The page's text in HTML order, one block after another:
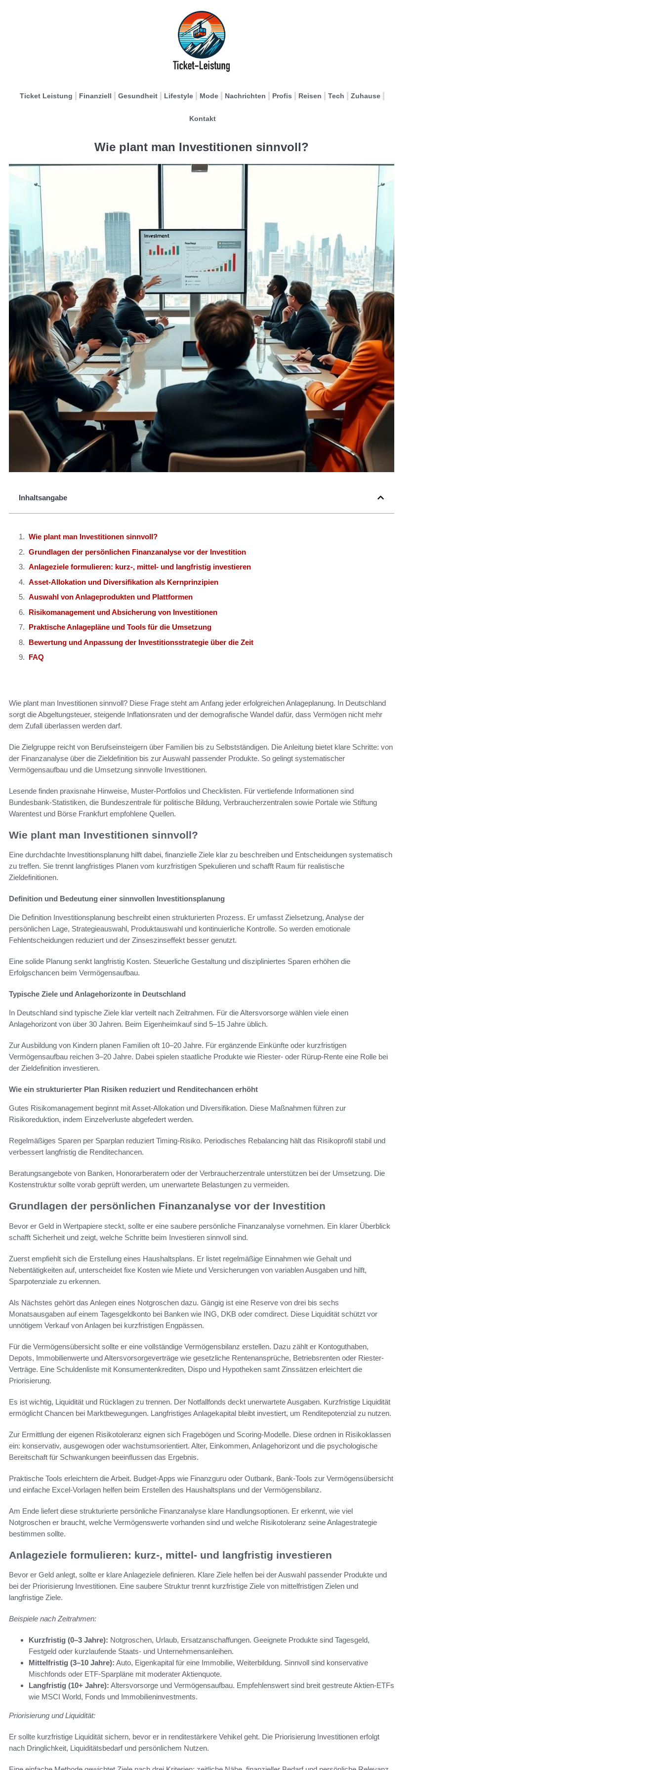
Ticket Leistung Finanziell Gesundheit Lifestyle Mode Nachrichten Profis Reisen Tech Zuhause
Kontakt
Wie plant man Investitionen sinnvoll?
Inhaltsangabe
Wie plant man Investitionen sinnvoll?
Grundlagen der persönlichen Finanzanalyse vor der Investition
Anlageziele formulieren: kurz-, mittel- und langfristig investieren
Asset-Allokation und Diversifikation als Kernprinzipien
Auswahl von Anlageprodukten und Plattformen
Risikomanagement und Absicherung von Investitionen
Praktische Anlagepläne und Tools für die Umsetzung
Bewertung und Anpassung der Investitionsstrategie über die Zeit
FAQ
Wie plant man Investitionen sinnvoll? Diese Frage steht am Anfang jeder erfolgreichen Anlageplanung. In Deutschland
sorgt die Abgeltungsteuer, steigende Inflationsraten und der demografische Wandel dafür, dass Vermögen nicht mehr
dem Zufall überlassen werden darf.
Die Zielgruppe reicht von Berufseinsteigern über Familien bis zu Selbstständigen. Die Anleitung bietet klare Schritte: von
der Finanzanalyse über die Zieldefinition bis zur Auswahl passender Produkte. So gelingt systematischer
Vermögensaufbau und die Umsetzung sinnvolle Investitionen.
Lesende finden praxisnahe Hinweise, Muster-Portfolios und Checklisten. Für vertiefende Informationen sind
Bundesbank-Statistiken, die Bundeszentrale für politische Bildung, Verbraucherzentralen sowie Portale wie Stiftung
Warentest und Börse Frankfurt empfohlene Quellen.
Wie plant man Investitionen sinnvoll?
Eine durchdachte Investitionsplanung hilft dabei, finanzielle Ziele klar zu beschreiben und Entscheidungen systematisch
zu treffen. Sie trennt langfristiges Planen vom kurzfristigen Spekulieren und schafft Raum für realistische
Zieldefinitionen.
Definition und Bedeutung einer sinnvollen Investitionsplanung
Die Definition Investitionsplanung beschreibt einen strukturierten Prozess. Er umfasst Zielsetzung, Analyse der
persönlichen Lage, Strategieauswahl, Produktauswahl und kontinuierliche Kontrolle. So werden emotionale
Fehlentscheidungen reduziert und der Zinseszinseffekt besser genutzt.
Eine solide Planung senkt langfristig Kosten. Steuerliche Gestaltung und diszipliniertes Sparen erhöhen die
Erfolgschancen beim Vermögensaufbau.
Typische Ziele und Anlagehorizonte in Deutschland
In Deutschland sind typische Ziele klar verteilt nach Zeitrahmen. Für die Altersvorsorge wählen viele einen
Anlagehorizont von über 30 Jahren. Beim Eigenheimkauf sind 5–15 Jahre üblich.
Zur Ausbildung von Kindern planen Familien oft 10–20 Jahre. Für ergänzende Einkünfte oder kurzfristigen
Vermögensaufbau reichen 3–20 Jahre. Dabei spielen staatliche Produkte wie Riester- oder Rürup-Rente eine Rolle bei
der Zieldefinition investieren.
Wie ein strukturierter Plan Risiken reduziert und Renditechancen erhöht
Gutes Risikomanagement beginnt mit Asset-Allokation und Diversifikation. Diese Maßnahmen führen zur
Risikoreduktion, indem Einzelverluste abgefedert werden.
Regelmäßiges Sparen per Sparplan reduziert Timing-Risiko. Periodisches Rebalancing hält das Risikoprofil stabil und
verbessert langfristig die Renditechancen.
Beratungsangebote von Banken, Honorarberatern oder der Verbraucherzentrale unterstützen bei der Umsetzung. Die
Kostenstruktur sollte vorab geprüft werden, um unerwartete Belastungen zu vermeiden.
Grundlagen der persönlichen Finanzanalyse vor der Investition
Bevor er Geld in Wertpapiere steckt, sollte er eine saubere persönliche Finanzanalyse vornehmen. Ein klarer Überblick
schafft Sicherheit und zeigt, welche Schritte beim Investieren sinnvoll sind.
Zuerst empfiehlt sich die Erstellung eines Haushaltsplans. Er listet regelmäßige Einnahmen wie Gehalt und
Nebentätigkeiten auf, unterscheidet fixe Kosten wie Miete und Versicherungen von variablen Ausgaben und hilft,
Sparpotenziale zu erkennen.
Als Nächstes gehört das Anlegen eines Notgroschen dazu. Gängig ist eine Reserve von drei bis sechs
Monatsausgaben auf einem Tagesgeldkonto bei Banken wie ING, DKB oder comdirect. Diese Liquidität schützt vor
unnötigem Verkauf von Anlagen bei kurzfristigen Engpässen.
Für die Vermögensübersicht sollte er eine vollständige Vermögensbilanz erstellen. Dazu zählt er Kontoguthaben,
Depots, Immobilienwerte und Altersvorsorgeverträge wie gesetzliche Rentenansprüche, Betriebsrenten oder Riester-
Verträge. Eine Schuldenliste mit Konsumentenkrediten, Dispo und Hypotheken samt Zinssätzen erleichtert die
Priorisierung.
Es ist wichtig, Liquidität und Rücklagen zu trennen. Der Notfallfonds deckt unerwartete Ausgaben. Kurzfristige Liquidität
ermöglicht Chancen bei Marktbewegungen. Langfristiges Anlagekapital bleibt investiert, um Renditepotenzial zu nutzen.
Zur Ermittlung der eigenen Risikotoleranz eignen sich Fragebögen und Scoring-Modelle. Diese ordnen in Risikoklassen
ein: konservativ, ausgewogen oder wachstumsorientiert. Alter, Einkommen, Anlagehorizont und die psychologische
Bereitschaft für Schwankungen beeinflussen das Ergebnis.
Praktische Tools erleichtern die Arbeit. Budget-Apps wie Finanzguru oder Outbank, Bank-Tools zur Vermögensübersicht
und einfache Excel-Vorlagen helfen beim Erstellen des Haushaltsplans und der Vermögensbilanz.
Am Ende liefert diese strukturierte persönliche Finanzanalyse klare Handlungsoptionen. Er erkennt, wie viel
Notgroschen er braucht, welche Vermögenswerte vorhanden sind und welche Risikotoleranz seine Anlagestrategie
bestimmen sollte.
Anlageziele formulieren: kurz-, mittel- und langfristig investieren
Bevor er Geld anlegt, sollte er klare Anlageziele definieren. Klare Ziele helfen bei der Auswahl passender Produkte und
bei der Priorisierung Investitionen. Eine saubere Struktur trennt kurzfristige Ziele von mittelfristigen Zielen und
langfristige Ziele.
Beispiele nach Zeitrahmen:
Kurzfristig (0–3 Jahre): Notgroschen, Urlaub, Ersatzanschaffungen. Geeignete Produkte sind Tagesgeld,
Festgeld oder kurzlaufende Staats- und Unternehmensanleihen.
Mittelfristig (3–10 Jahre): Auto, Eigenkapital für eine Immobilie, Weiterbildung. Sinnvoll sind konservative
Mischfonds oder ETF-Sparpläne mit moderater Aktienquote.
Langfristig (10+ Jahre): Altersvorsorge und Vermögensaufbau. Empfehlenswert sind breit gestreute Aktien-ETFs
wie MSCI World, Fonds und Immobilieninvestments.
Priorisierung und Liquidität:
Er sollte kurzfristige Liquidität sichern, bevor er in renditestärkere Vehikel geht. Die Priorisierung Investitionen erfolgt
nach Dringlichkeit, Liquiditätsbedarf und persönlichem Nutzen.